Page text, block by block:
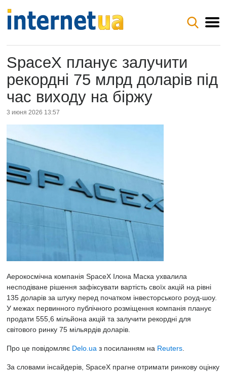
SpaceX планує залучити
рекордні 75 млрд доларів під
час виходу на біржу
3 июня 2026 13:57
Аерокосмічна компанія SpaceX Ілона Маска ухвалила
несподіване рішення зафіксувати вартість своїх акцій на рівні
135 доларів за штуку перед початком інвесторського роуд-шоу.
У межах первинного публічного розміщення компанія планує
продати 555,6 мільйона акцій та залучити рекордні для
світового ринку 75 мільярдів доларів.
Про це повідомляє Delo.ua з посиланням на Reuters
За словами інсайдерів, SpaceX прагне отримати ринкову оцінку